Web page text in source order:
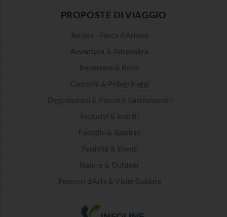
PROPOSTE DI VIAGGIO
Arrone - Forca d'Arrone
Avventura & Adrenalina
Benessere & Relax
Cammini & Pellegrinaggi
Degustazioni & Percorsi Gastronomici
Esclusivi & Insoliti
Famiglie & Bambini
Festività & Eventi
Natura & Outdoor
Percorsi d'Arte & Visite Guidate